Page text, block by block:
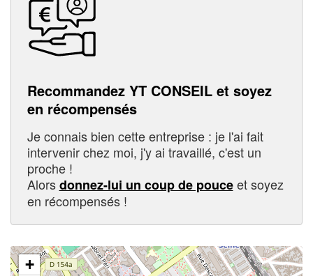
Recommandez YT CONSEIL et soyez
en récompensés
Je connais bien cette entreprise : je l'ai fait
intervenir chez moi, j'y ai travaillé, c'est un
proche !
Alorsdonnez-lui un coup de pouceet soyez
en récompensés !
+